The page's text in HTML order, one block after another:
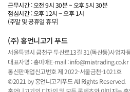
근무시간 : 오전 9시 30분 ~ 오후 5시 30분
점심시간 : 오후 12시 ~ 오후 1시
(주말 및 공휴일 휴무)
(주) 홍언니고기 푸드
서울특별시 금천구 두산로13길 31(독산동)사업자
대표자명 : 홍미애E-mail : info@miatrading.co.kr
통신판매업신고번호 제 2022-서울금천-1021호
©2021 by 홍언니고기푸드 All Rights Reserved.